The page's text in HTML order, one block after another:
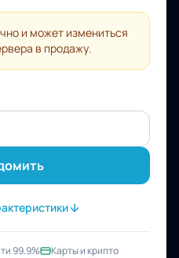
и может измениться
в продажу.
99.9% Карты и крипто